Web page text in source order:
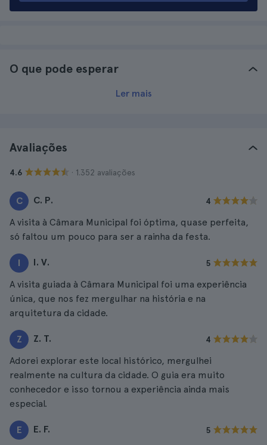
O que pode esperar
Ler mais
Avaliações
4.6 · 1.352 avaliações
C C. P. 4
A visita à Câmara Municipal foi óptima, quase perfeita,
só faltou um pouco para ser a rainha da festa.
I I. V. 5
A visita guiada à Câmara Municipal foi uma experiência
única, que nos fez mergulhar na história e na
arquitetura da cidade.
Z Z. T. 4
Adorei explorar este local histórico, mergulhei
realmente na cultura da cidade. O guia era muito
conhecedor e isso tornou a experiência ainda mais
especial.
E E. F. 5